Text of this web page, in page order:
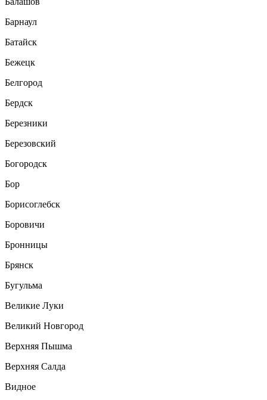
Барнаул
Батайск
Бежецк
Белгород
Бердск
Березники
Березовский
Богородск
Бор
Борисоглебск
Боровичи
Бронницы
Брянск
Бугульма
Великие Луки
Великий Новгород
Верхняя Пышма
Верхняя Салда
Видное